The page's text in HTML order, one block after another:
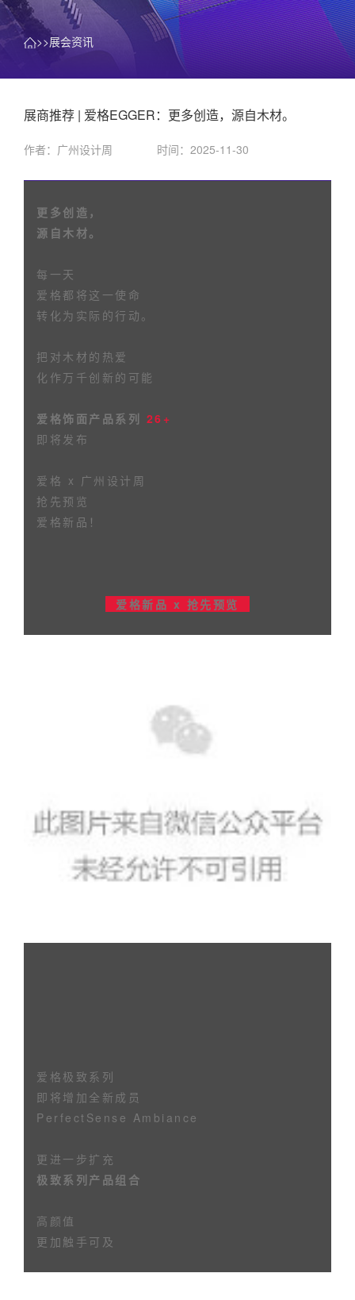
>>展会资讯
展商推荐 | 爱格EGGER：更多创造，源自木材。
作者：广州设计周 时间：2025-11-30
更多创造，
源自木材。
每一天
爱格都将这一使命
转化为实际的行动。
把对木材的热爱
化作万千创新的可能
爱格饰面产品系列 26+
即将发布
爱格 x 广州设计周
抢先预览
爱格新品！
爱格新品 x 抢先预览
爱格极致系列
即将增加全新成员
PerfectSense Ambiance
更进一步扩充
极致系列产品组合
高颜值
更加触手可及